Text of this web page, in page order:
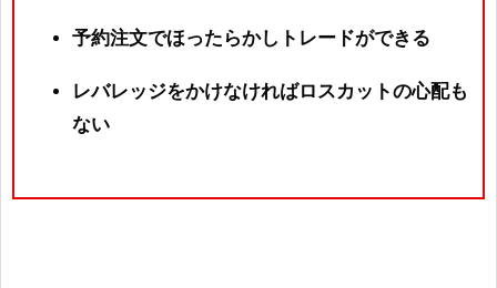
予約注文でほったらかしトレードができる
レバレッジをかけなければロスカットの心配も
ない